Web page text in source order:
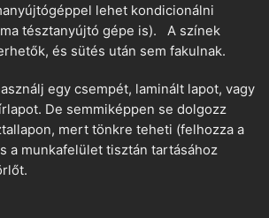
lehet kondicionálni
tésztanyújtó gépe is). A színek
és sütés után sem fakulnak.
egy csempét, laminált lapot, vagy
De semmiképpen se dolgozz
mert tönkre teheti (felhozza a
a munkafelület tisztán tartásához